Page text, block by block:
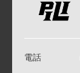
電話